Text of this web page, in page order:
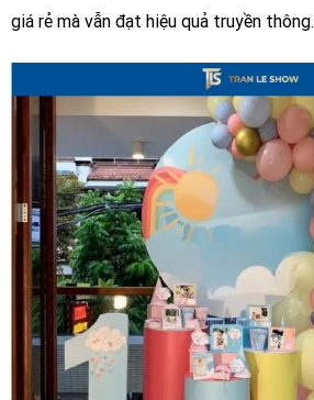
giá rẻ mà vẫn đạt hiệu quả truyền thông.